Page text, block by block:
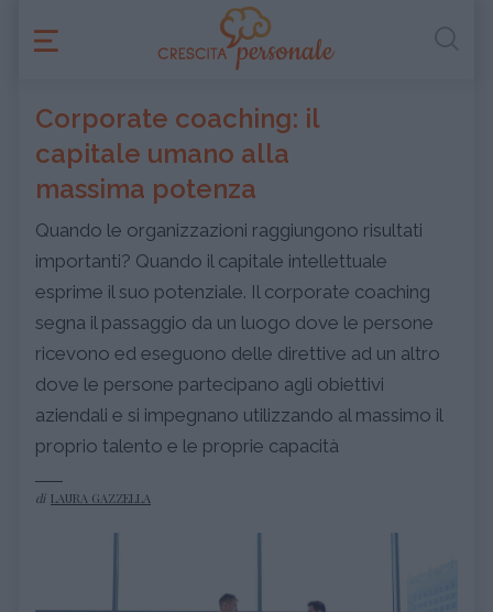
Corporate coaching: il
capitale umano alla
massima potenza
Quando le organizzazioni raggiungono risultati
importanti? Quando il capitale intellettuale
esprime il suo potenziale. Il corporate coaching
segna il passaggio da un luogo dove le persone
ricevono ed eseguono delle direttive ad un altro
dove le persone partecipano agli obiettivi
aziendali e si impegnano utilizzando al massimo il
proprio talento e le proprie capacità
di LAURA GAZZELLA